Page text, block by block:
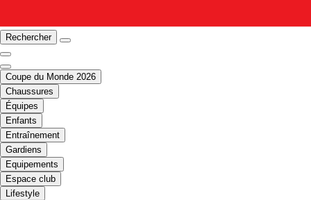
Rechercher
Coupe du Monde 2026
Chaussures
Équipes
Enfants
Entraînement
Gardiens
Equipements
Espace club
Lifestyle